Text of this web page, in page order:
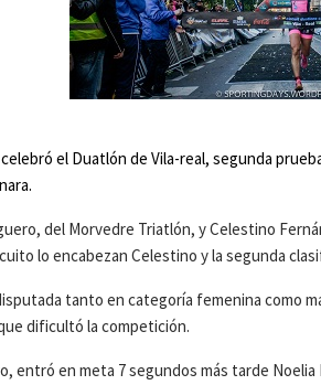
el Duatlón de Vila-real, segunda
del Morvedre Triatlón, y Celestino
lo encabezan Celestino y la segunda
tanto en categoría femenina como
dificultó la competición.
entró en meta 7 segundos más tarde Noelia